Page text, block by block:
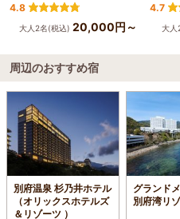
4.8
大人2名(税込) 20,000円～
4.7
大人
周辺のおすすめ宿
別府温泉 杉乃井ホテル
（オリックスホテルズ
＆リゾーツ ）
グランド
別府湾リ